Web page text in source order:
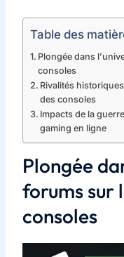
Table des
Plongée dans
consoles
Rivalités
des consoles
Impacts de la
gaming en ligne
Plongée
forums sur
consoles